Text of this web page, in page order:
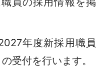
年度新採用職員
受付を行います。